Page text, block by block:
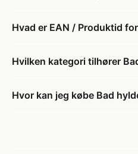
Hvad er EAN / Produktid
Hvilken kategori tilhører
Hvor kan jeg købe Bad